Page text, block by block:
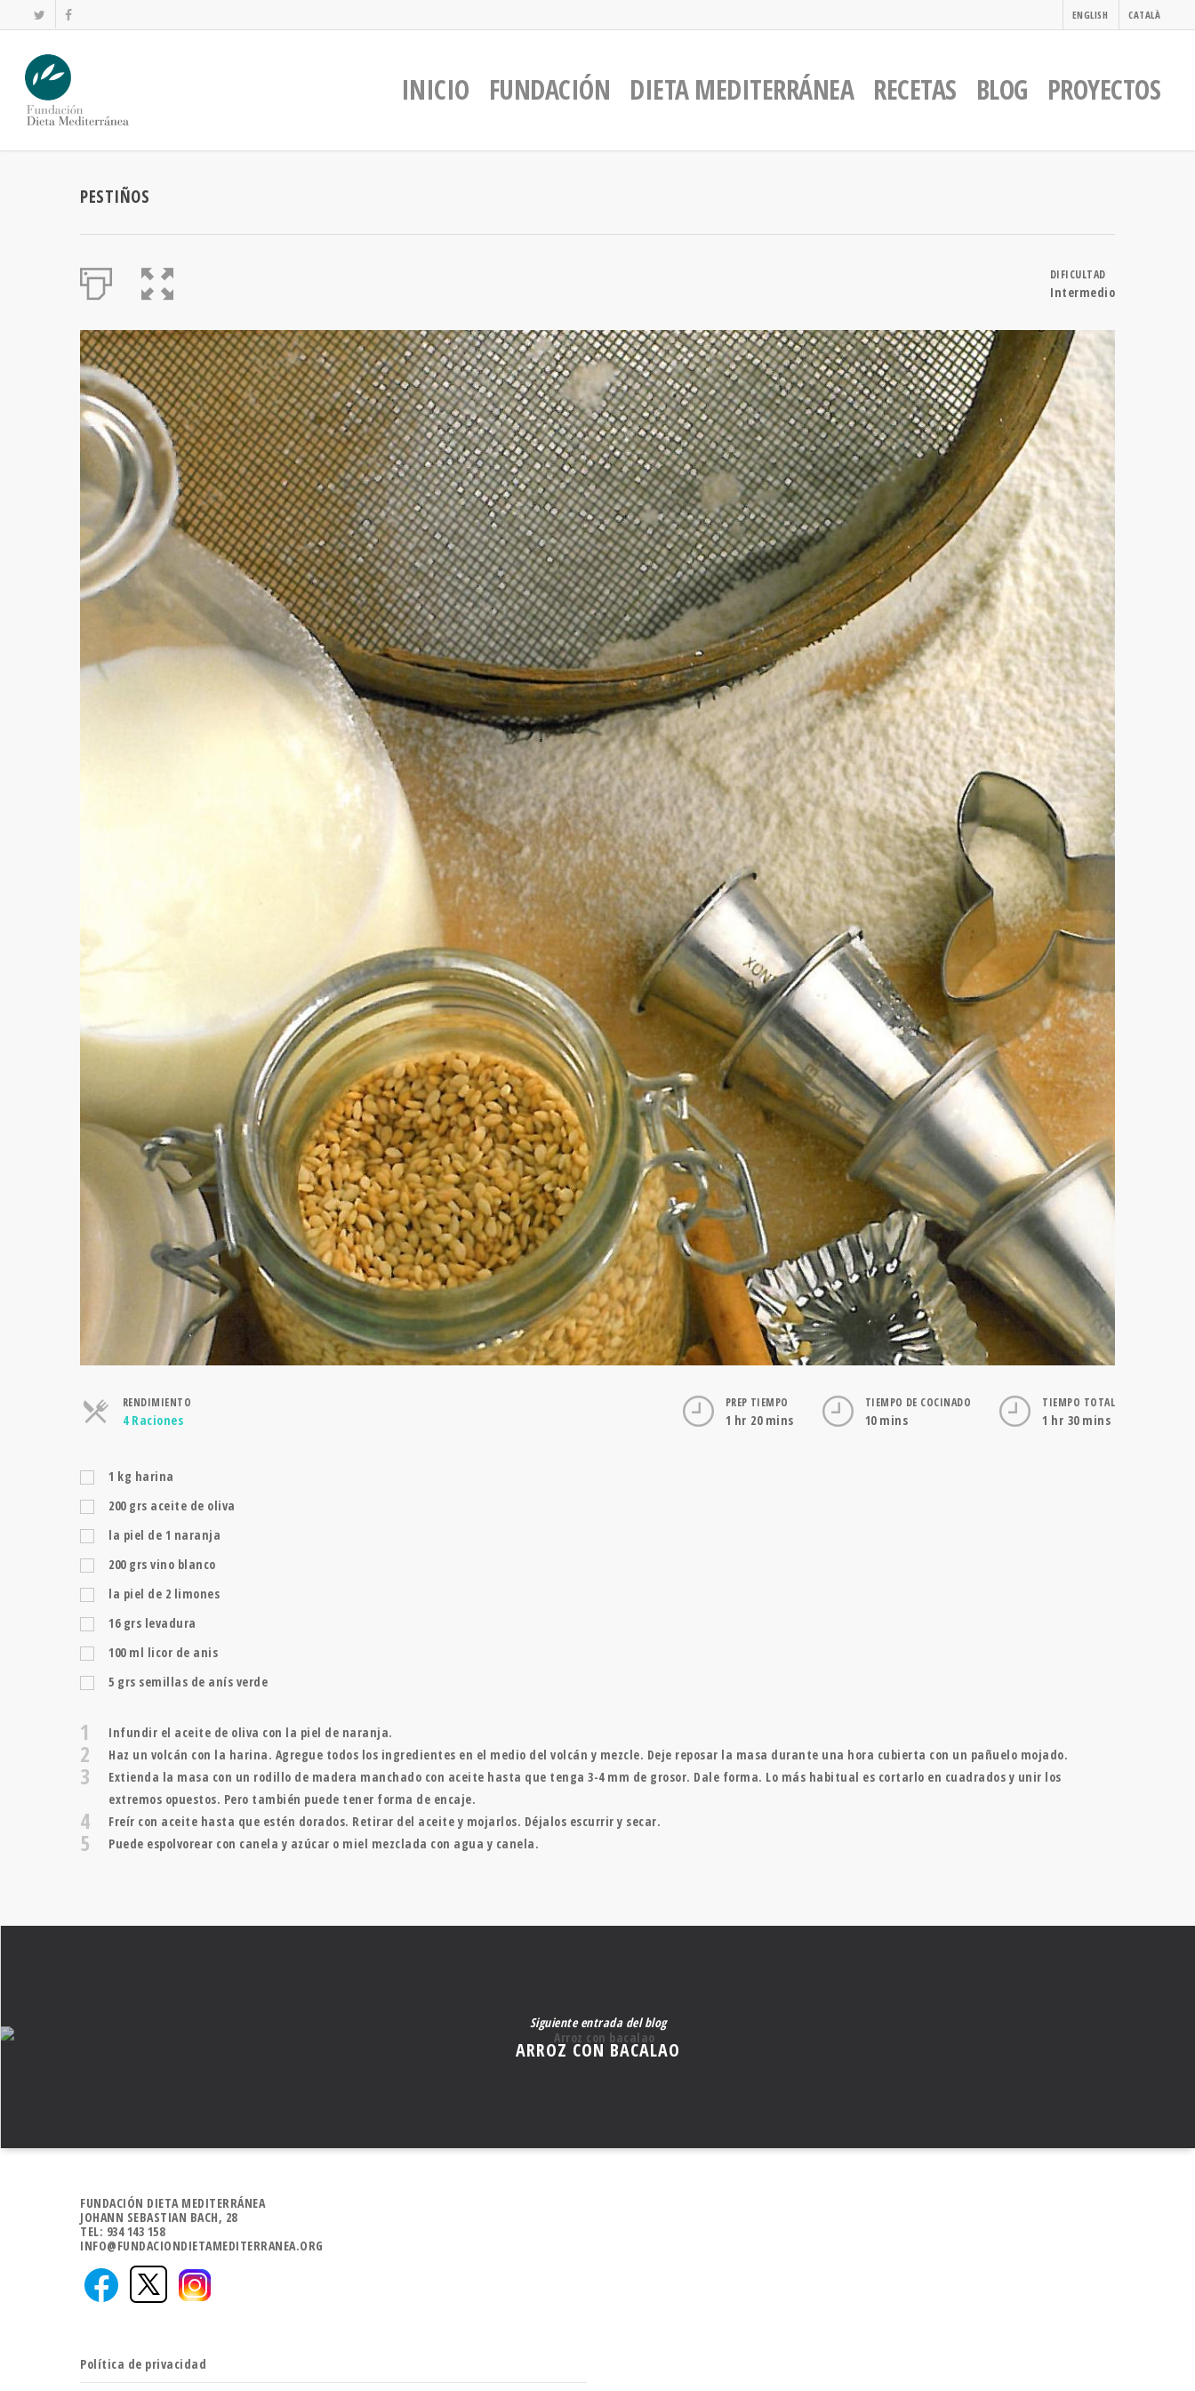
ENGLISH CATALÀ
INICIO FUNDACIÓN DIETA MEDITERRÁNEA RECETAS BLOG PROYECTOS
PESTIÑOS
DIFICULTAD
Intermedio
RENDIMIENTO
4 RacionesRaciones
PREP TIEMPO
1 hr 20 mins
TIEMPO DE COCINADO
10 mins
TIEMPO TOTAL
1 hr 30 mins
1 kg harina
200 grs aceite de oliva
la piel de 1 naranja
200 grs vino blanco
la piel de 2 limones
16 grs levadura
100 ml licor de anis
5 grs semillas de anís verde
1 Infundir el aceite de oliva con la piel de naranja.
2 Haz un volcán con la harina. Agregue todos los ingredientes en el medio del volcán y mezcle. Deje reposar la masa durante una hora cubierta con un pañuelo mojado.
3
Extienda la masa con un rodillo de madera manchado con aceite hasta que tenga 3-4 mm de grosor. Dale forma. Lo más habitual es cortarlo en cuadrados y unir los
extremos opuestos. Pero también puede tener forma de encaje.
4 Freír con aceite hasta que estén dorados. Retirar del aceite y mojarlos. Déjalos escurrir y secar.
5 Puede espolvorear con canela y azúcar o miel mezclada con agua y canela.
Siguiente entrada del blog
ARROZ CON BACALAO
FUNDACIÓN DIETA MEDITERRÁNEA
JOHANN SEBASTIAN BACH, 28
TEL: 934 143 158
INFO@FUNDACIONDIETAMEDITERRANEA.ORG
Política de privacidad